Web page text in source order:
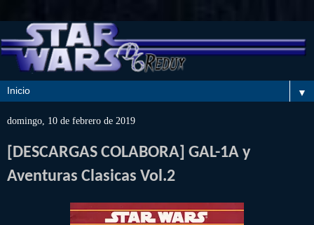
▼
domingo, 10 de febrero de 2019
[DESCARGAS COLABORA] GAL-1A y
Aventuras Clasicas Vol.2